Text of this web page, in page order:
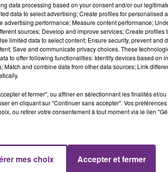
l'une des institutions du centre-ville
11h00 - 16h00
Le week-end Champagne FM
data processing based on your consent and/or our
data to select advertising; Create profiles for personalised
advertising performance; Measure content performance;
sources; Develop and improve services; Create profiles
limited data to select content; Ensure security, prevent and
Save and communicate privacy choices. These
to offer following functionalities: Identify devices based on
and combine data from other data sources; Link
et fermer", ou affiner en sélectionnant les finalités et/
en cliquant sur "Continuer sans accepter". Vos
ou retirer votre consentement à tout moment via le lien
mes choix Accepter et fermer